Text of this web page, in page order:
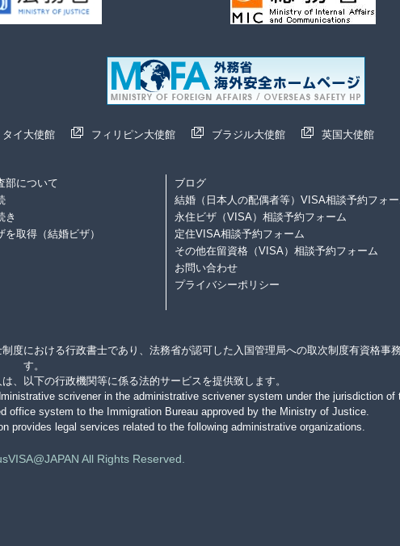
タイ大使館 フィリピン大使館 ブラジル大使館 英国大使館
部について
き
取得（結婚ビザ）
ブログ
結婚（日本人の配偶者等）VISA相談予約フォ
永住ビザ（VISA）相談予約フォーム
定住VISA相談予約フォーム
その他在留資格（VISA）相談予約フォーム
お問い合わせ
プライバシーポリシー
度における行政書士であり、法務省が認可した入国管理局への取次制度有資格事
す。
、以下の行政機関等に係る法的サービスを提供致します。
scrivener in the administrative scrivener system under the jurisdiction of
office system to the Immigration Bureau approved by the Ministry of Justice.
provides legal services related to the following administrative organizations.
All Rights Reserved.